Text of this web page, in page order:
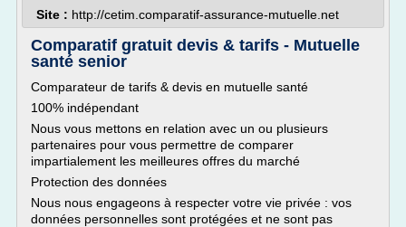
Site : http://cetim.comparatif-assurance-mutuelle.net
Comparatif gratuit devis & tarifs - Mutuelle
santé senior
Comparateur de tarifs & devis en mutuelle santé
100% indépendant
Nous vous mettons en relation avec un ou plusieurs
partenaires pour vous permettre de comparer
impartialement les meilleures offres du marché
Protection des données
Nous nous engageons à respecter votre vie privée : vos
données personnelles sont protégées et ne sont pas